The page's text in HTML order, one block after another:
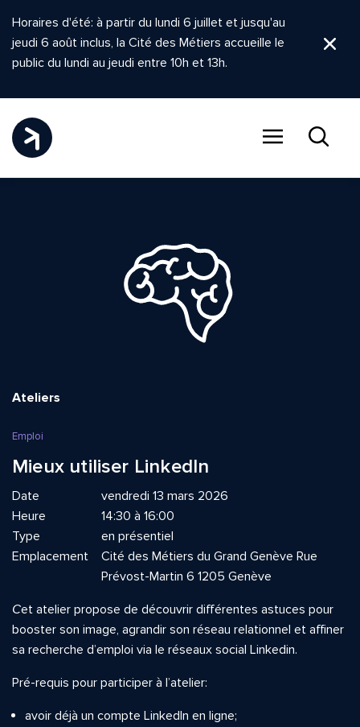
Horaires d'été: à partir du lundi 6 juillet et jusqu'au
jeudi 6 août inclus, la Cité des Métiers accueille le
public du lundi au jeudi entre 10h et 13h.
Ateliers
Emploi
Mieux utiliser LinkedIn
Date
vendredi 13 mars 2026
Heure
14:30 à 16:00
Type
en présentiel
Emplacement
Cité des Métiers du Grand Genève Rue
Prévost-Martin 6 1205 Genève
Cet atelier propose de découvrir différentes astuces pour
booster son image, agrandir son réseau relationnel et affiner
sa recherche d’emploi via le réseaux social Linkedin.
Pré-requis pour participer à l’atelier:
avoir déjà un compte Linkedln en ligne;